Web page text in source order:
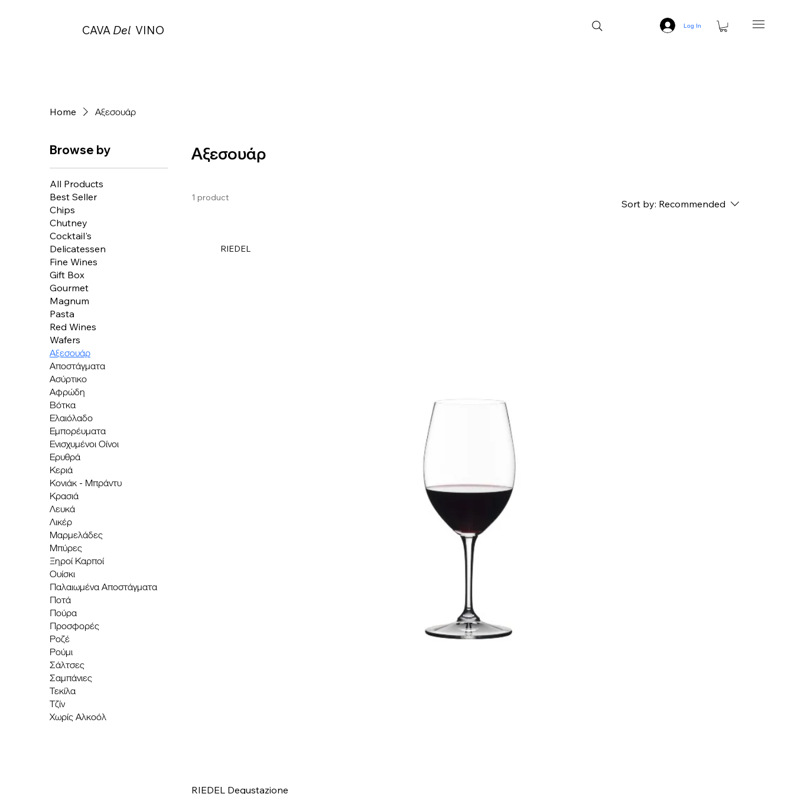
CAVA Del VINO Log In
Home Αξεσουάρ
Browse by
All Products
Best Seller
Chips
Chutney
Cocktail's
Delicatessen
Fine Wines
Gift Box
Gourmet
Magnum
Pasta
Red Wines
Wafers
Αξεσουάρ
Αποστάγματα
Ασύρτικο
Αφρώδη
Βότκα
Ελαιόλαδο
Εμπορέυματα
Ενισχυμένοι Οίνοι
Ερυθρά
Κεριά
Κονιάκ - Μπράντυ
Κρασιά
Λευκά
Λικέρ
Μαρμελάδες
Μπύρες
Ξηροί Καρποί
Ουίσκι
Παλαιωμένα Αποστάγματα
Ποτά
Πούρα
Προσφορές
Ροζέ
Ρούμι
Σάλτσες
Σαμπάνιες
Τεκίλα
Τζίν
Χωρίς Αλκοόλ
Αξεσουάρ
1 product
Sort by: Recommended
RIEDEL
RIEDEL Degustazione